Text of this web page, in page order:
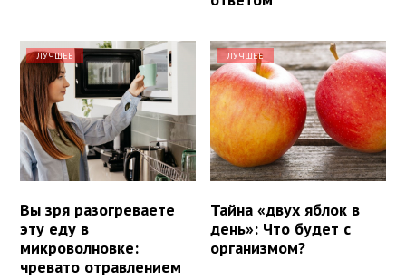
ЛУЧШЕЕ
Вы зря разогреваете
эту еду в
микроволновке:
чревато отравлением
ЛУЧШЕЕ
Тайна «двух яблок в
день»: Что будет с
организмом?